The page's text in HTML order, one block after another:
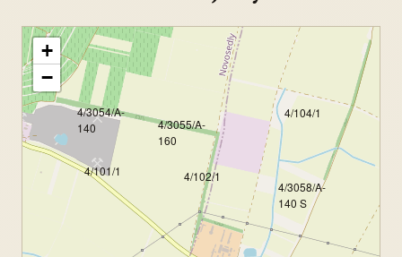
4/102/1
4/3055/A-
160
4/3058/A-
140 S
4/101/1
4/104/1
4/3054/A-
140
+
−